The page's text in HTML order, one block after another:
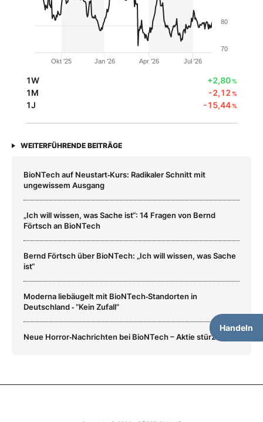
Handeln
Okt '25 Jan '26 Apr '26 Jul '26
70
80
1W +2,80%
1M -2,12%
1J -15,44%
WEITERFÜHRENDE BEITRÄGE
BioNTech auf Neustart‑Kurs: Radikaler Schnitt mit
ungewissem Ausgang
„Ich will wissen, was Sache ist“: 14 Fragen von Bernd
Förtsch an BioNTech
Bernd Förtsch über BioNTech: „Ich will wissen, was Sache
ist“
Moderna liebäugelt mit BioNTech‑Standorten in
Deutschland ‑ “Kein Zufall”
Neue Horror‑Nachrichten bei BioNTech – Aktie stürzt ab